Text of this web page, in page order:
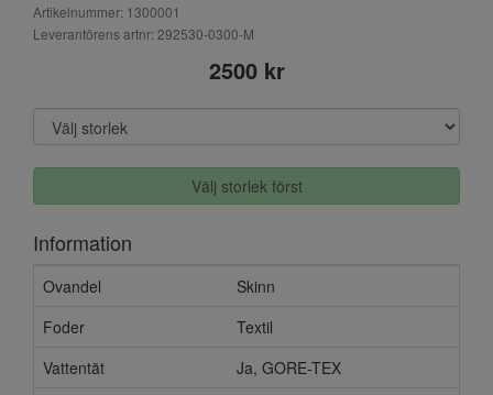
Artikelnummer: 1300001
Leverantörens artnr: 292530-0300-M
2500 kr
Välj storlek först
Information
Ovandel
Skinn
Foder
Textil
Vattentät
Ja, GORE-TEX